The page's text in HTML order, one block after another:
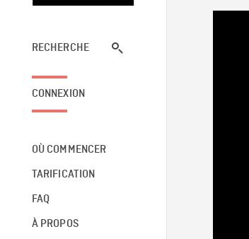
RECHERCHE
CONNEXION
OÙ COMMENCER
TARIFICATION
FAQ
À PROPOS